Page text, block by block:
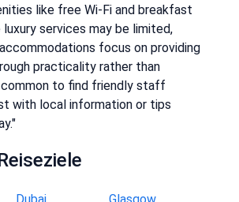
like free Wi-Fi and breakfast
luxury services may be limited,
focus on providing
practicality rather than
to find friendly staff
with local information or tips